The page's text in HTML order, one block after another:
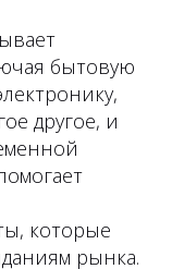
бытовую
другое, и
которые
рынка.